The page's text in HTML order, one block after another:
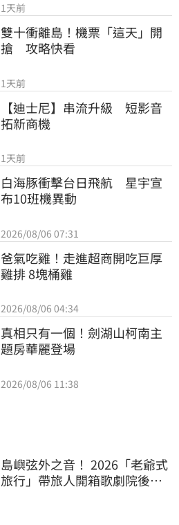
1天前
雙十衝離島！機票「這天」開
搶　攻略快看
1天前
【迪士尼】串流升級　短影音
拓新商機
1天前
白海豚衝擊台日飛航　星宇宣
布10班機異動
2026/08/06 07:31
爸氣吃雞！走進超商開吃巨厚
雞排 8塊桶雞
2026/08/06 04:34
真相只有一個！劍湖山柯南主
題房華麗登場
2026/08/06 11:38
島嶼弦外之音！ 2026「老爺式
旅行」帶旅人開箱歌劇院後